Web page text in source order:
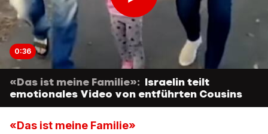
0:36
«Das ist meine Familie»: Israelin teilt
emotionales Video von entführten Cousins
«Das ist meine Familie»